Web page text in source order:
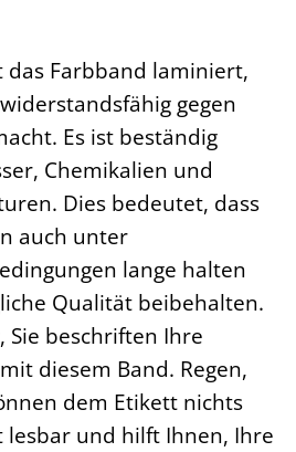
Farbband laminiert,
gegen
Es ist beständig
Chemikalien und
Dies bedeutet, dass
auch unter
lange halten
Qualität beibehalten.
Sie beschriften Ihre
diesem Band. Regen,
dem Etikett nichts
lesbar und hilft Ihnen, Ihre